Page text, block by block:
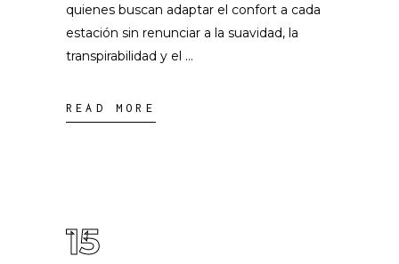
quienes buscan adaptar el confort a cada
estación sin renunciar a la suavidad, la
transpirabilidad y el
READ MORE
15